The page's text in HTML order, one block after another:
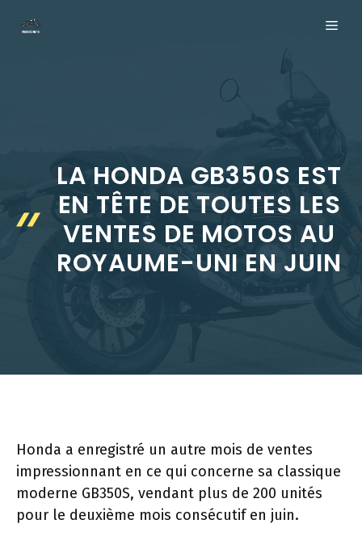
LA HONDA GB350S EST
EN TÊTE DE TOUTES LES
VENTES DE MOTOS AU
ROYAUME-UNI EN JUIN
Honda a enregistré un autre mois de ventes
impressionnant en ce qui concerne sa classique
moderne GB350S, vendant plus de 200 unités
pour le deuxième mois consécutif en juin.